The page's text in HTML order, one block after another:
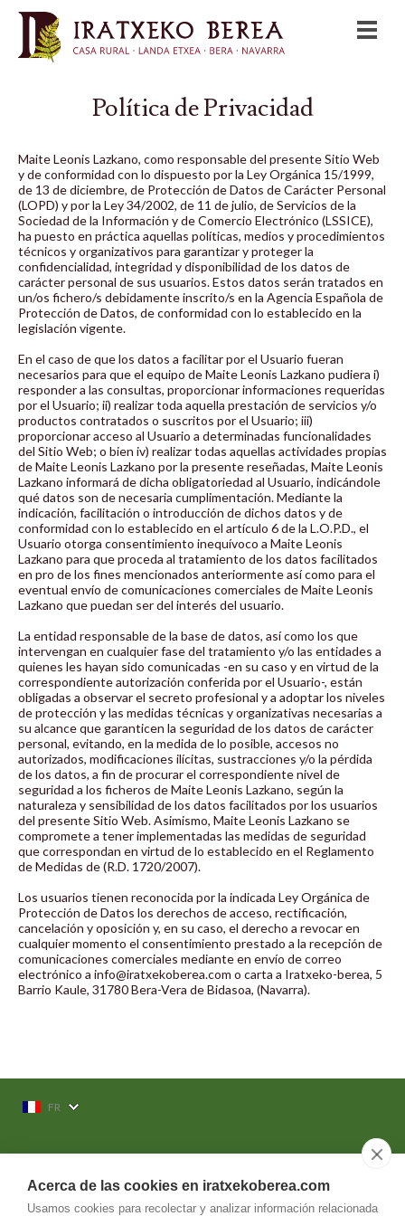
Acerca de las cookies en iratxekoberea.com
Usamos cookies para recolectar y analizar información relacionada
Política de Privacidad
Maite Leonis Lazkano, como responsable del presente Sitio Web
y de conformidad con lo dispuesto por la Ley Orgánica 15/1999,
de 13 de diciembre, de Protección de Datos de Carácter Personal
(LOPD) y por la Ley 34/2002, de 11 de julio, de Servicios de la
Sociedad de la Información y de Comercio Electrónico (LSSICE),
ha puesto en práctica aquellas políticas, medios y procedimientos
técnicos y organizativos para garantizar y proteger la
confidencialidad, integridad y disponibilidad de los datos de
carácter personal de sus usuarios. Estos datos serán tratados en
un/os fichero/s debidamente inscrito/s en la Agencia Española de
Protección de Datos, de conformidad con lo establecido en la
legislación vigente.
En el caso de que los datos a facilitar por el Usuario fueran
necesarios para que el equipo de Maite Leonis Lazkano pudiera i)
responder a las consultas, proporcionar informaciones requeridas
por el Usuario; ii) realizar toda aquella prestación de servicios y/o
productos contratados o suscritos por el Usuario; iii)
proporcionar acceso al Usuario a determinadas funcionalidades
del Sitio Web; o bien iv) realizar todas aquellas actividades propias
de Maite Leonis Lazkano por la presente reseñadas, Maite Leonis
Lazkano informará de dicha obligatoriedad al Usuario, indicándole
qué datos son de necesaria cumplimentación. Mediante la
indicación, facilitación o introducción de dichos datos y de
conformidad con lo establecido en el artículo 6 de la L.O.P.D., el
Usuario otorga consentimiento inequívoco a Maite Leonis
Lazkano para que proceda al tratamiento de los datos facilitados
en pro de los fines mencionados anteriormente así como para el
eventual envío de comunicaciones comerciales de Maite Leonis
Lazkano que puedan ser del interés del usuario.
La entidad responsable de la base de datos, así como los que
intervengan en cualquier fase del tratamiento y/o las entidades a
quienes les hayan sido comunicadas -en su caso y en virtud de la
correspondiente autorización conferida por el Usuario-, están
obligadas a observar el secreto profesional y a adoptar los niveles
de protección y las medidas técnicas y organizativas necesarias a
su alcance que garanticen la seguridad de los datos de carácter
personal, evitando, en la medida de lo posible, accesos no
autorizados, modificaciones ilícitas, sustracciones y/o la pérdida
de los datos, a fin de procurar el correspondiente nivel de
seguridad a los ficheros de Maite Leonis Lazkano, según la
naturaleza y sensibilidad de los datos facilitados por los usuarios
del presente Sitio Web. Asimismo, Maite Leonis Lazkano se
compromete a tener implementadas las medidas de seguridad
que correspondan en virtud de lo establecido en el Reglamento
de Medidas de (R.D. 1720/2007).
Los usuarios tienen reconocida por la indicada Ley Orgánica de
Protección de Datos los derechos de acceso, rectificación,
cancelación y oposición y, en su caso, el derecho a revocar en
cualquier momento el consentimiento prestado a la recepción de
comunicaciones comerciales mediante en envío de correo
electrónico a info@iratxekoberea.com o carta a Iratxeko-berea, 5
Barrio Kaule, 31780 Bera-Vera de Bidasoa, (Navarra).
FR